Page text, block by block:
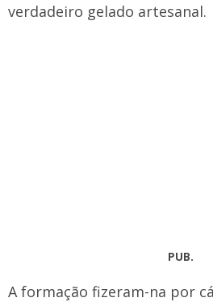
verdadeiro gelado artesanal.
PUB.
A formação fizeram-na por